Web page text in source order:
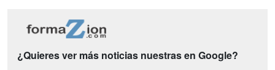
¿Quieres ver más noticias nuestras en Google?